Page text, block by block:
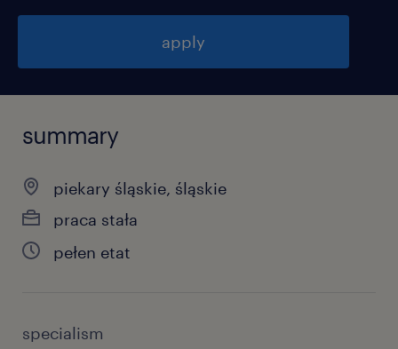
apply
summary
piekary śląskie, śląskie
praca stała
pełen etat
specialism